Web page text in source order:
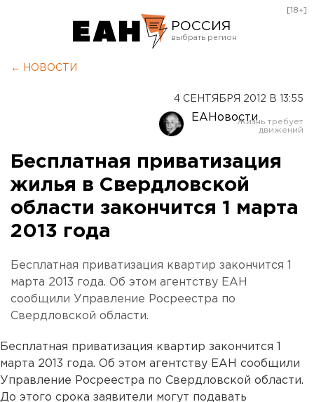
РОССИЯ
Оренбург
[18+]
← НОВОСТИ
4 СЕНТЯБРЯ 2012 В 13:55
ЕАНовости
Бесплатная приватизация
жилья в Свердловской
области закончится 1 марта
2013 года
Бесплатная приватизация квартир закончится 1
марта 2013 года. Об этом агентству ЕАН
сообщили Управление Росреестра по
Свердловской области.
Бесплатная приватизация квартир закончится 1
марта 2013 года. Об этом агентству ЕАН сообщили
Управление Росреестра по Свердловской области.
До этого срока заявители могут подавать